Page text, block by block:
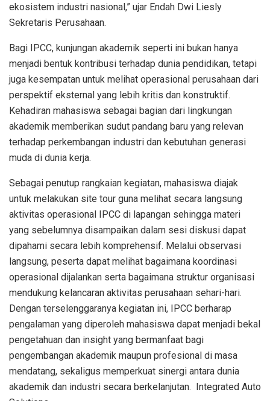
ekosistem industri nasional,” ujar Endah Dwi Liesly
Sekretaris Perusahaan.
Bagi IPCC, kunjungan akademik seperti ini bukan hanya
menjadi bentuk kontribusi terhadap dunia pendidikan, tetapi
juga kesempatan untuk melihat operasional perusahaan dari
perspektif eksternal yang lebih kritis dan konstruktif.
Kehadiran mahasiswa sebagai bagian dari lingkungan
akademik memberikan sudut pandang baru yang relevan
terhadap perkembangan industri dan kebutuhan generasi
muda di dunia kerja.
Sebagai penutup rangkaian kegiatan, mahasiswa diajak
untuk melakukan site tour guna melihat secara langsung
aktivitas operasional IPCC di lapangan sehingga materi
yang sebelumnya disampaikan dalam sesi diskusi dapat
dipahami secara lebih komprehensif. Melalui observasi
langsung, peserta dapat melihat bagaimana koordinasi
operasional dijalankan serta bagaimana struktur organisasi
mendukung kelancaran aktivitas perusahaan sehari-hari.
Dengan terselenggaranya kegiatan ini, IPCC berharap
pengalaman yang diperoleh mahasiswa dapat menjadi bekal
pengetahuan dan insight yang bermanfaat bagi
pengembangan akademik maupun profesional di masa
mendatang, sekaligus memperkuat sinergi antara dunia
akademik dan industri secara berkelanjutan. Integrated Auto